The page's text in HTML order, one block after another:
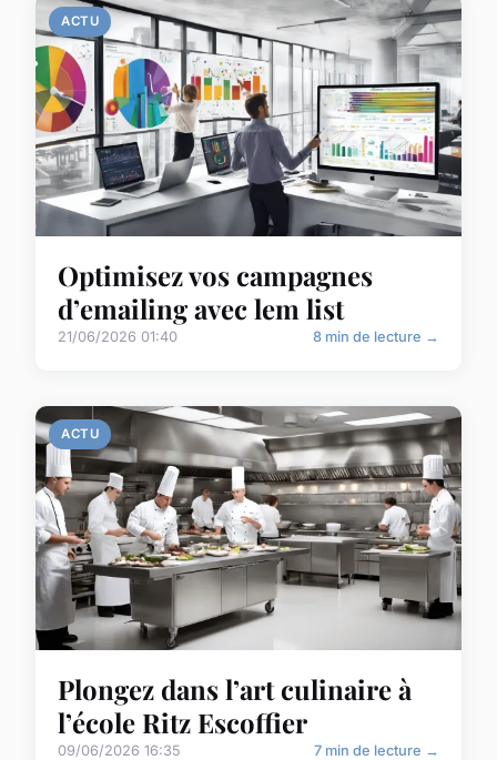
ACTU
Optimisez vos campagnes
d’emailing avec lem list
21/06/2026 01:40 8 min de lecture →
ACTU
Plongez dans l’art culinaire à
l’école Ritz Escoffier
09/06/2026 16:35 7 min de lecture →